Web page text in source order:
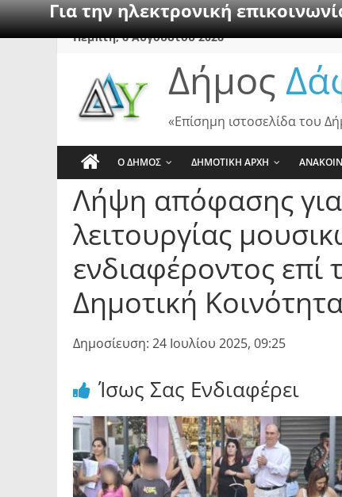
Για την ηλεκτρονική
SkipΠέμπτη, 6 Αυγούστου 2026
Δήμος
«Επίσημη ιστοσελίδα του
Ο ΔΗΜΟΣ ΔΗΜΟΤΙΚΗ ΑΡΧΗ
Λήψη απόφασης
λειτουργίας
ενδιαφέροντος
Δημοτική
Δημοσίευση: 24 Ιουλίου 2025, 09:25
Ίσως Σας Ενδιαφέρει